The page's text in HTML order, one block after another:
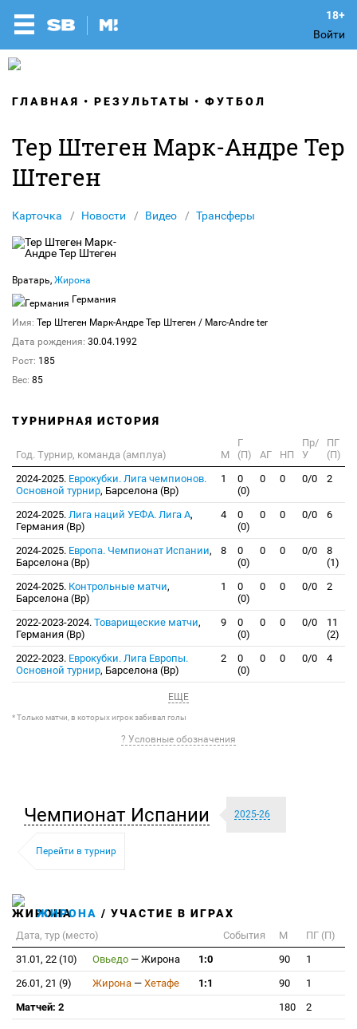
Войти
ГЛАВНАЯ РЕЗУЛЬТАТЫ ФУТБОЛ
Тер Штеген Марк-Андре Тер
Штеген
Карточка Новости Видео Трансферы
Вратарь, Жирона
Германия
Имя: Тер Штеген Марк-Андре Тер Штеген / Marc-Andre ter
Дата рождения: 30.04.1992
Рост: 185
Вес: 85
ТУРНИРНАЯ ИСТОРИЯ
Год. Турнир, команда (амплуа) М
Г
(П)
АГ НП
Пр/
У
ПГ
(П)
2024-2025. Еврокубки. Лига чемпионов.
Основной турнир, Барселона (Вр)
1
0
(0)
0 0 0/0 2
2024-2025. Лига наций УЕФА. Лига А,
Германия (Вр)
4
0
(0)
0 0 0/0 6
2024-2025. Европа. Чемпионат Испании,
Барселона (Вр)
8
0
(0)
0 0 0/0
8
(1)
2024-2025. Контрольные матчи,
Барселона (Вр)
1
0
(0)
0 0 0/0 2
2022-2023-2024. Товарищеские матчи,
Германия (Вр)
9
0
(0)
0 0 0/0
11
(2)
2022-2023. Еврокубки. Лига Европы.
Основной турнир, Барселона (Вр)
2
0
(0)
0 0 0/0 4
ЕЩЕ
* Только матчи, в которых игрок забивал голы
? Условные обозначения
Чемпионат Испании 2025-26
Перейти в турнир
ЖИРОНА / УЧАСТИЕ В ИГРАХ
Дата, тур (место) События М
ПГ (П)
31.01, 22 (10)
Овьедо — Жирона 1:0 90
1
26.01, 21 (9)
Жирона — Хетафе 1:1 90
1
Матчей: 2
180 2